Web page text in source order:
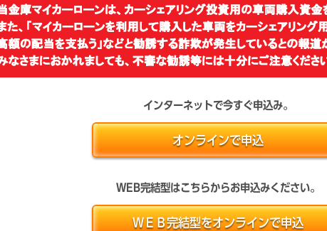
インターネットで今すぐ申込み。
オンラインで申込
WEB完結型はこちらからお申込みください。
ＷＥＢ完結型をオンラインで申込